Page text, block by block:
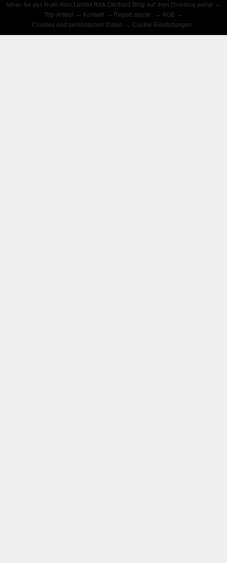
Sehen Sie das ProfilAlan Lomax Rick Deckard Blog auf dem Overblog portal
Top-Artikel
Kontakt Report abuse
AGB
Cookies und persönlichen Daten
Cookie-Einstellungen